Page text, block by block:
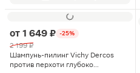
от 1 649 ₽ -25%
2 199 ₽
Шампунь-пилинг Vichy Dercos
против перхоти глубоко